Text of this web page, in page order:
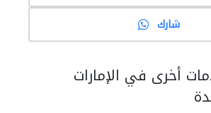
شارك
أخرى في الإمارات